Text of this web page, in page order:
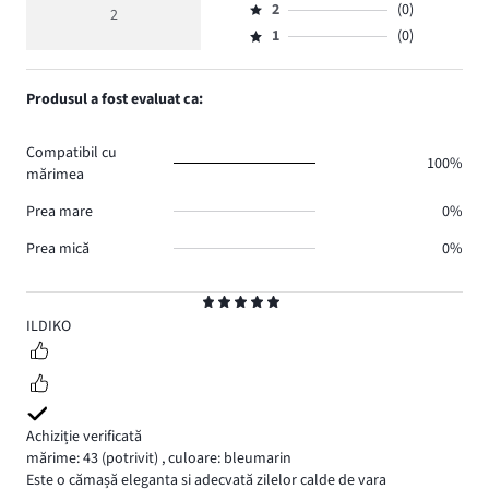
5
ILDIKO
Achiziție verificată
mărime: 43 (potrivit) ,culoare: bleumarin
Este o cămașă eleganta si adecvată zilelor calde de vara
medie
2
de
voturi
2.
numărul
de
0.
3,
numărul
Evaluare
2,
2
(0)
Evaluare
1,
1 (0)
Produsul a fost evaluat ca:
Compatibil cu
mărimea
100%
Prea mare
0%
Prea mică
0%